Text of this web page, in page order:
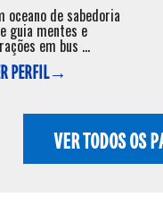
oceano de sabedoria
guia mentes e
em bus ...
PERFIL→
VER TODOS OS